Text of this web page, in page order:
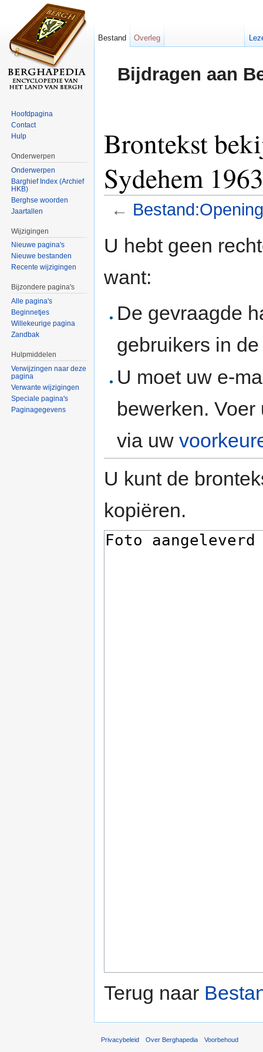
Bijdragen aan
Brontekst
Sydehem
←
U hebt geen
want:
De gevraagde
gebruikers in
U moet uw e-
bewerken.
via uw
U kunt de
kopiëren.
Terug naar
Bestand Overleg
Hoofdpagina
Contact
Hulp
Onderwerpen
Onderwerpen
Barghief Index (Archief
HKB)
Berghse woorden
Jaartallen
Wijzigingen
Nieuwe pagina's
Nieuwe bestanden
Recente wijzigingen
Bijzondere pagina's
Alle pagina's
Beginnetjes
Willekeurige pagina
Zandbak
Hulpmiddelen
Verwijzingen naar deze
pagina
Verwante wijzigingen
Speciale pagina's
Paginagegevens
Privacybeleid Over Berghapedia Voorbehoud